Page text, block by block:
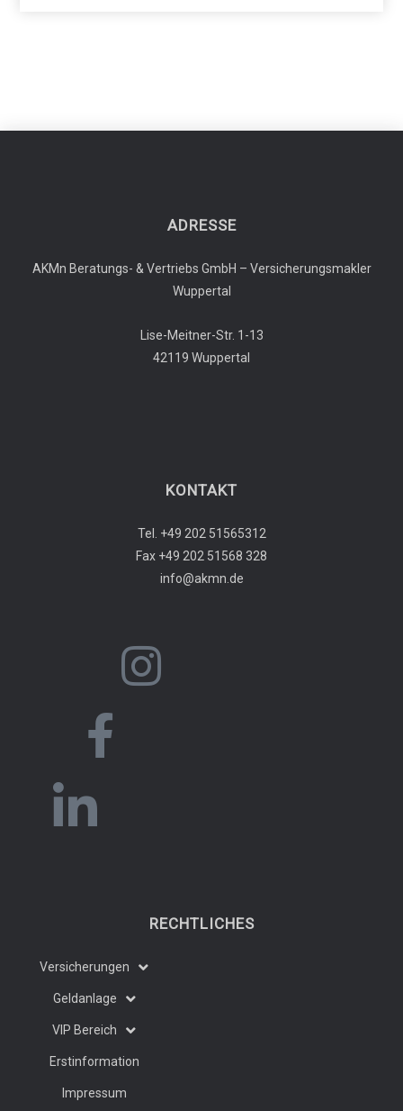
ADRESSE
AKMn Beratungs- & Vertriebs GmbH – Versicherungsmakler
Wuppertal
Lise-Meitner-Str. 1-13
42119 Wuppertal
KONTAKT
Tel. +49 202 51565312
Fax +49 202 51568 328
info@akmn.de
RECHTLICHES
Versicherungen
Geldanlage
VIP Bereich
Erstinformation
Impressum